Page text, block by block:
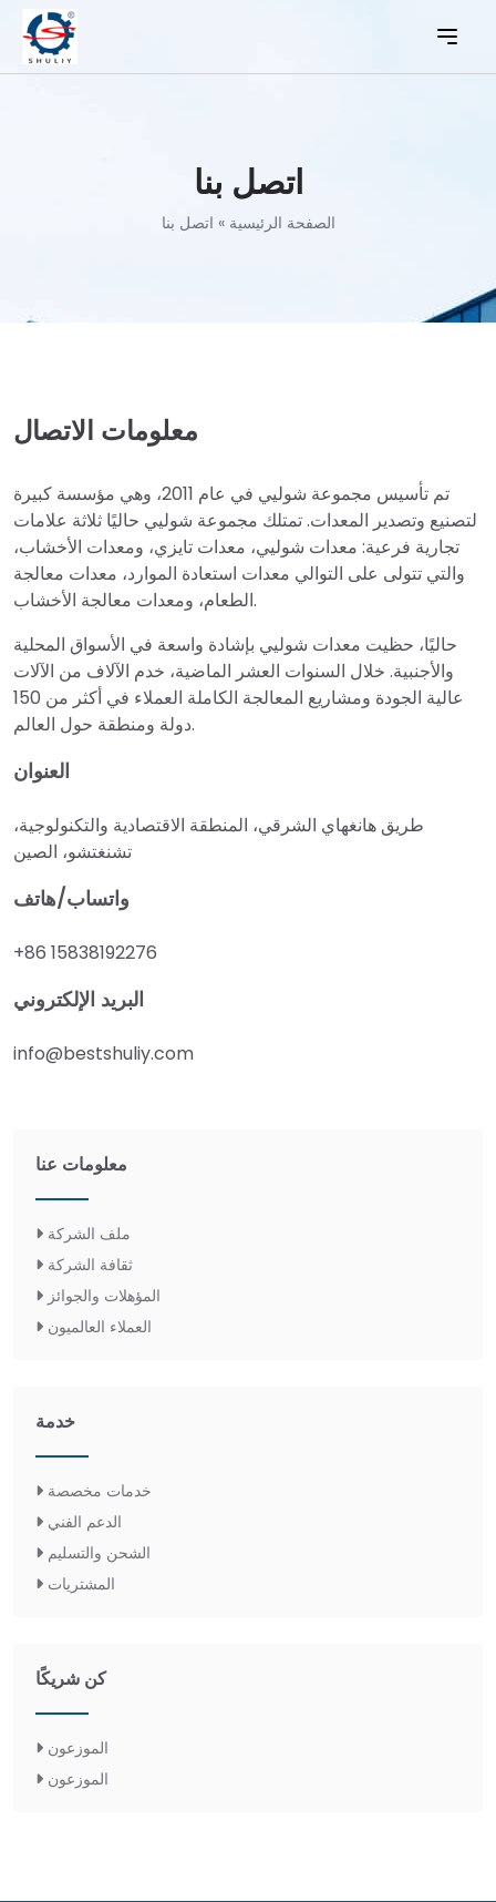
اتصل بنا
الصفحة الرئيسية » اتصل بنا
معلومات الاتصال
تم تأسيس مجموعة شوليي في عام 2011، وهي مؤسسة كبيرة
لتصنيع وتصدير المعدات. تمتلك مجموعة شوليي حاليًا ثلاثة علامات
تجارية فرعية: معدات شوليي، معدات تايزي، ومعدات الأخشاب،
والتي تتولى على التوالي معدات استعادة الموارد، معدات معالجة
الطعام، ومعدات معالجة الأخشاب.
حاليًا، حظيت معدات شوليي بإشادة واسعة في الأسواق المحلية
والأجنبية. خلال السنوات العشر الماضية، خدم الآلاف من الآلات
عالية الجودة ومشاريع المعالجة الكاملة العملاء في أكثر من 150
دولة ومنطقة حول العالم.
العنوان
طريق هانغهاي الشرقي، المنطقة الاقتصادية والتكنولوجية،
تشنغتشو، الصين
واتساب/هاتف
+86 15838192276
البريد الإلكتروني
info@bestshuliy.com
معلومات عنا
ملف الشركة
ثقافة الشركة
المؤهلات والجوائز
العملاء العالميون
خدمة
خدمات مخصصة
الدعم الفني
الشحن والتسليم
المشتريات
كن شريكًا
الموزعون
الموزعون